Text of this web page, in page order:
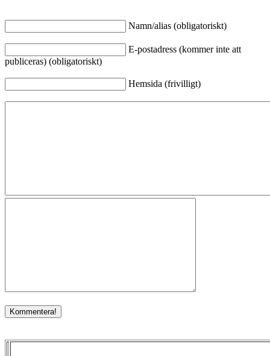
Namn/alias (obligatoriskt)
E-postadress (kommer inte att
publiceras) (obligatoriskt)
Hemsida (frivilligt)